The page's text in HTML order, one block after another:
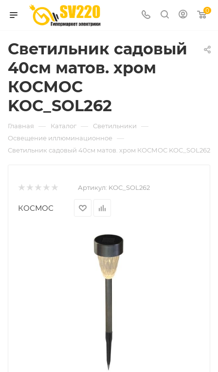
0
Светильник садовый
40см матов. хром
КОСМОС
KOC_SOL262
Главная — Каталог — Светильники —
Освещение иллюминационное —
Светильник садовый 40см матов. хром КОСМОС KOC_SOL262
Артикул: KOC_SOL262
КОСМОС